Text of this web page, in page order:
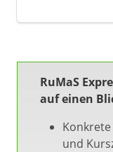
RuMaS
auf einen
und